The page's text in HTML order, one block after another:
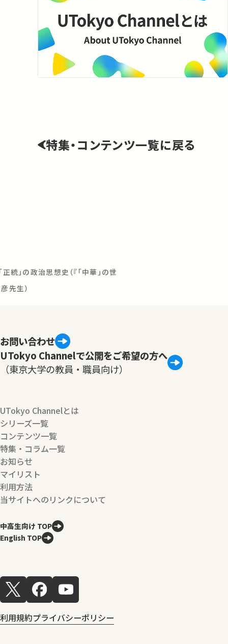
特集・コンテンツ一覧に戻る
統」の政治思想史（『「中華」の世
先生）
お問い合わせ
UTokyo Channelで公開をご希望の方へ
（東京大学の教員・職員向け）
UTokyo Channelとは
シリーズ一覧
コンテンツ一覧
特集・コラム一覧
お知らせ
マイリスト
利用方法
当サイトへのリンクについて
中高生向け TOP
English TOP
利用規約プライバシーポリシー